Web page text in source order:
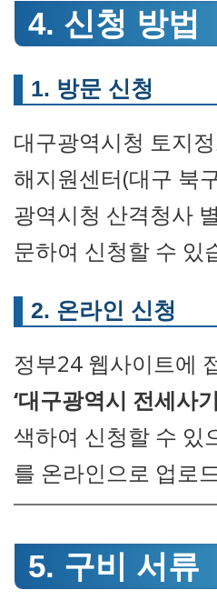
4. 신청 방법
1. 방문 신청
대구광역시청 토지
해지원센터(대구 북
광역시청 산격청사
문하여 신청할 수 있
2. 온라인 신청
정부24 웹사이트에
‘대구광역시 전세사
색하여 신청할 수 있
를 온라인으로 업로
5. 구비 서류